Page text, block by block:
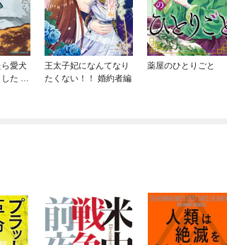
愛犬
た ～
王太子妃になんてなり
たくない！！ 婚約者編
薬屋のひとりごと